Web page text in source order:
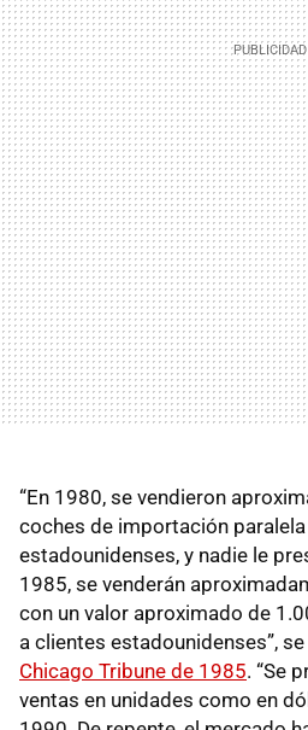
“En 1980, se vendieron
coches de importación
estadounidenses, y nadie le
1985, se venderán
con un valor aproximado de
a clientes estadounidenses”,
Chicago Tribune de 1985. “Se
ventas en unidades como en